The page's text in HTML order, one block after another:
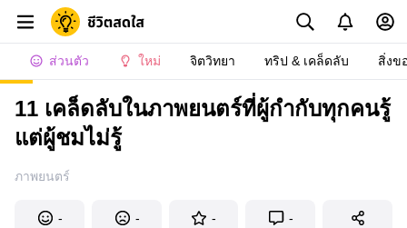
ส่วนตัว ใหม่ จิตวิทยา ทริป & เคล็ดลับ สิ่งข
11 เคล็ดลับในภาพยนตร์ที่ผู้กำกับทุกคนรู้
แต่ผู้ชมไม่รู้
ภาพยนตร์
- - - -